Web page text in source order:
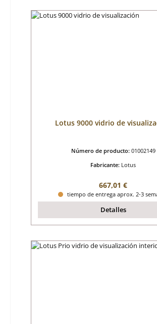
Lotus 9000 vidrio de
Número de producto: 01002149
Fabricante: Lotus
Precio normal:
667,01 €
tiempo de entrega aprox. 2-3
Detalles